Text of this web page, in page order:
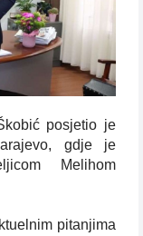
posjetio je
gdje je
Melihom
pitanjima